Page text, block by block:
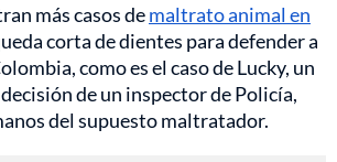
más casos demaltrato animal en
corta de dientes para defender a
como es el caso de Lucky, un
de un inspector de Policía,
del supuesto maltratador.